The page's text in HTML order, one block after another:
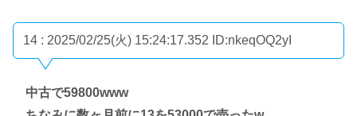
14 : 2025/02/25(火) 15:24:17.352 ID:nkeqOQ2yI
中古で59800www